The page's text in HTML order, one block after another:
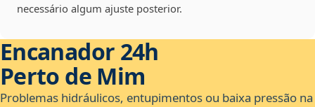
necessário algum ajuste posterior.
Encanador 24h
Perto de Mim
Problemas hidráulicos, entupimentos ou baixa pressão na